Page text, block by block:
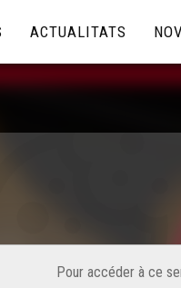
ACTUALITATS
Pour accéder à ce